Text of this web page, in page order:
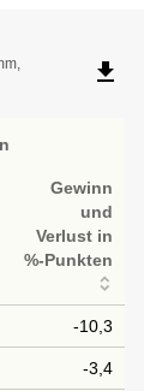
file_download
Gewinn
und
Verlust in
%-Punkten
-10,3
-3,4